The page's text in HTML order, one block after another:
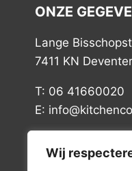
Wij
ONZE
Lange
7411 KN Deventer
T: 06 41660020
E:
BTW: